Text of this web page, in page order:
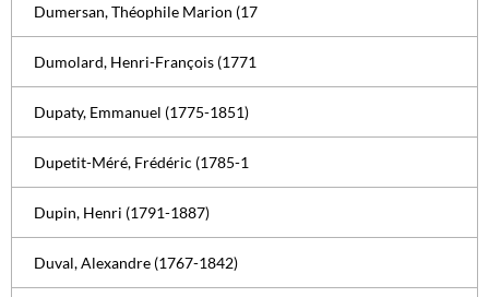
Dumersan, Théophile Marion (17
Dumolard, Henri-François (1771
Dupaty, Emmanuel (1775-1851)
Dupetit-Méré, Frédéric (1785-1
Dupin, Henri (1791-1887)
Duval, Alexandre (1767-1842)